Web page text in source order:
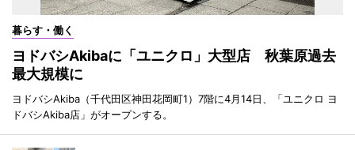
暮らす・働く
ヨドバシAkibaに「ユニクロ」大型店 秋葉原過去
最大規模に
ヨドバシAkiba（千代田区神田花岡町1）7階に4月14日、「ユニクロ ヨ
ドバシAkiba店」がオープンする。